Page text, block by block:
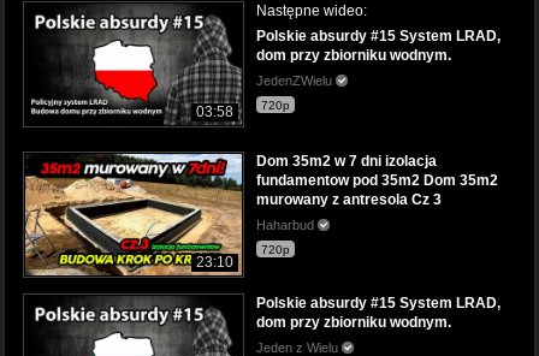
03:58
Następne wideo:
Polskie absurdy #15 System LRAD,
dom przy zbiorniku wodnym.
JedenZWielu
720p
23:10
Dom 35m2 w 7 dni izolacja
fundamentow pod 35m2 Dom 35m2
murowany z antresola Cz 3
Haharbud
720p
Polskie absurdy #15 System LRAD,
dom przy zbiorniku wodnym.
Jeden z Wielu